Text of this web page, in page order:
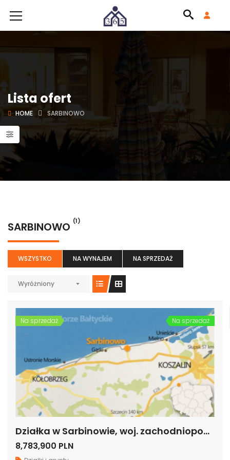
Lista ofert
HOME SARBINOWO
SARBINOWO (1)
WSZYSTKO NA WYNAJEM NA SPRZEDAŻ
Wyróżniony
Na sprzedaż Na sprzedaż
Działka w Sarbinowie, woj. zachodniopomorskie
8,783,900 PLN